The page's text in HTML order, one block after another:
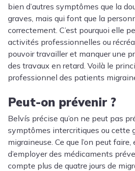
bien d’autres symptômes que la
graves, mais qui font que la
correctement. C’est pourquoi elle
activités professionnelles ou
pouvoir travailler et manquer une
des travaux en retard. Voilà le
professionnel des patients
Peut-on prévenir ?
Belvís précise qu’on ne peut pas
symptômes intercritiques ou cette
migraineuse. Ce que l’on peut
d’employer des médicaments
compte plus de quatre jours de